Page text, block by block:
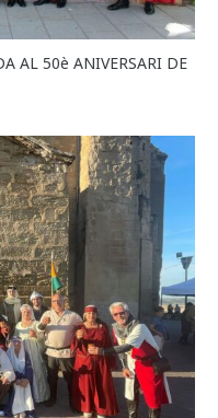
AL 50è ANIVERSARI DE